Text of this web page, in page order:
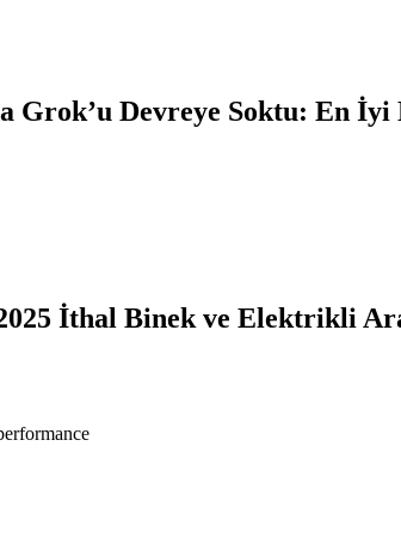
Grok’u Devreye Soktu: En İyi
2025 İthal Binek ve Elektrikli